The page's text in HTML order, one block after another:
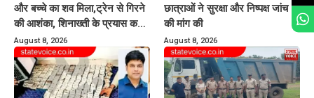
और बच्चे का शव मिला,ट्रेन से गिरने
की आशंका, शिनाख्ती के प्रयास कर
रही पुलिस
August 8, 2026
छात्राओं ने सुरक्षा और निष्पक्ष जांच
की मांग की
August 8, 2026